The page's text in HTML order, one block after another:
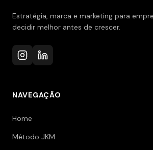
Estratégia, marca e marketing para
decidir melhor antes de crescer.
NAVEGAÇÃO
Home
Método JKM